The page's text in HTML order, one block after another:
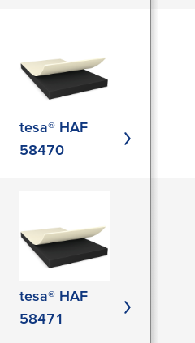
tesa® HAF
58470
tesa® HAF
58471